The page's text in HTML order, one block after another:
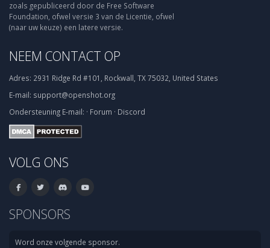
zoals gepubliceerd door de Free Software
Foundation, ofwel versie 3 van de Licentie, ofwel
(naar uw keuze) een latere versie.
NEEM CONTACT OP
Adres: 2931 Ridge Rd #101, Rockwall, TX 75032, United States
E-mail: support@openshot.org
Ondersteuning E-mail: · Forum · Discord
VOLG ONS
SPONSORS
Word onze volgende sponsor.